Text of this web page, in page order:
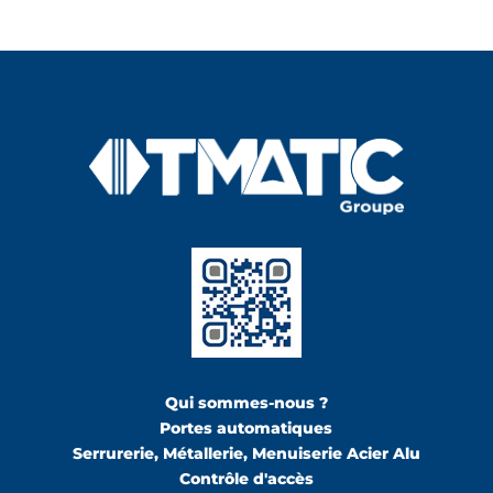
Qui sommes-nous ?
Portes automatiques
Serrurerie, Métallerie, Menuiserie Acier Alu
Contrôle d'accès